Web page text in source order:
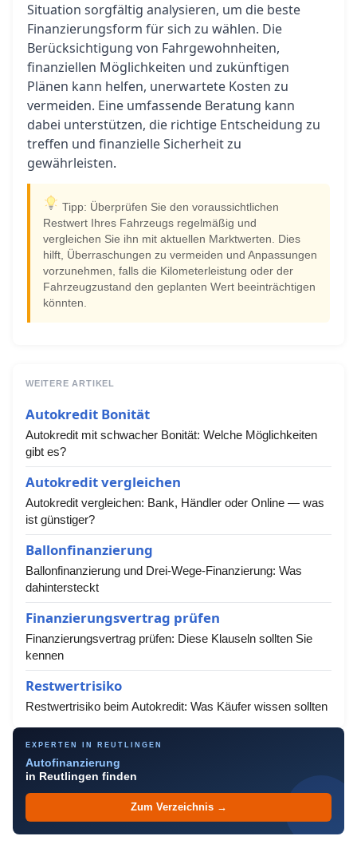
Situation sorgfältig analysieren, um die beste
Finanzierungsform für sich zu wählen. Die
Berücksichtigung von Fahrgewohnheiten,
finanziellen Möglichkeiten und zukünftigen
Plänen kann helfen, unerwartete Kosten zu
vermeiden. Eine umfassende Beratung kann
dabei unterstützen, die richtige Entscheidung zu
treffen und finanzielle Sicherheit zu
gewährleisten.
Tipp: Überprüfen Sie den voraussichtlichen
Restwert Ihres Fahrzeugs regelmäßig und
vergleichen Sie ihn mit aktuellen Marktwerten. Dies
hilft, Überraschungen zu vermeiden und Anpassungen
vorzunehmen, falls die Kilometerleistung oder der
Fahrzeugzustand den geplanten Wert beeinträchtigen
könnten.
WEITERE ARTIKEL
Autokredit Bonität
Autokredit mit schwacher Bonität: Welche Möglichkeiten
gibt es?
Autokredit vergleichen
Autokredit vergleichen: Bank, Händler oder Online — was
ist günstiger?
Ballonfinanzierung
Ballonfinanzierung und Drei-Wege-Finanzierung: Was
dahintersteckt
Finanzierungsvertrag prüfen
Finanzierungsvertrag prüfen: Diese Klauseln sollten Sie
kennen
Restwertrisiko
Restwertrisiko beim Autokredit: Was Käufer wissen sollten
EXPERTEN IN REUTLINGEN
Autofinanzierung
in Reutlingen finden
Zum Verzeichnis →